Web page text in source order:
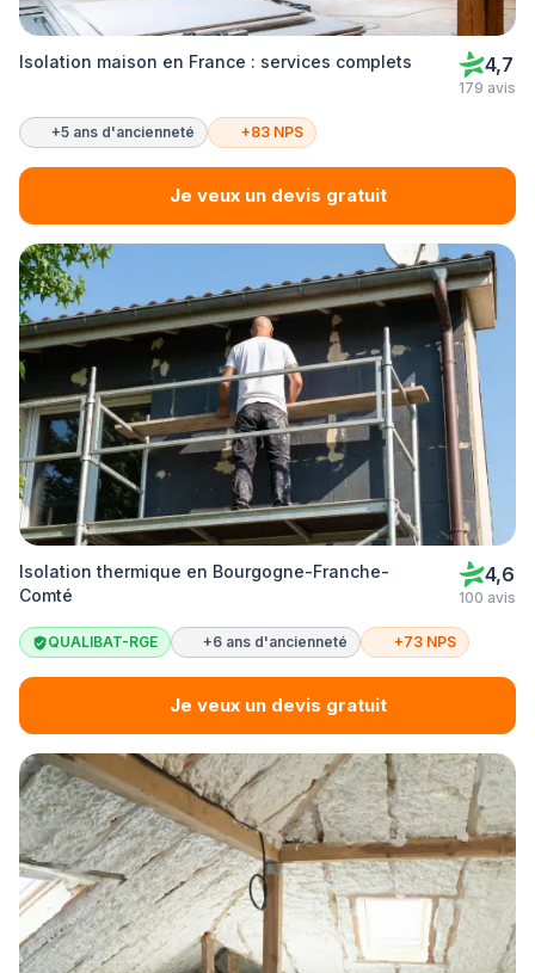
Isolation maison en France : services complets 4,7
179 avis
+5 ans d'ancienneté +83 NPS
Je veux un devis gratuit
Isolation thermique en Bourgogne-Franche-
Comté
4,6
100 avis
QUALIBAT-RGE +6 ans d'ancienneté +73 NPS
Je veux un devis gratuit